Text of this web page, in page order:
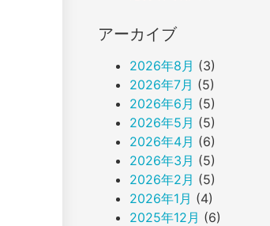
アーカイブ
2026年8月 (3)
2026年7月 (5)
2026年6月 (5)
2026年5月 (5)
2026年4月 (6)
2026年3月 (5)
2026年2月 (5)
2026年1月 (4)
2025年12月 (6)